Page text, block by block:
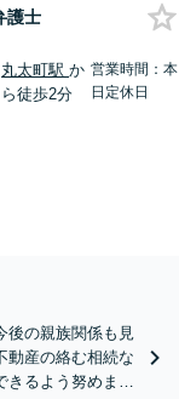
護士
丸太町駅か
ら徒歩2分
営業時間：本
日定休日
後の親族関係も見
動産の絡む相続な
きるよう努めます